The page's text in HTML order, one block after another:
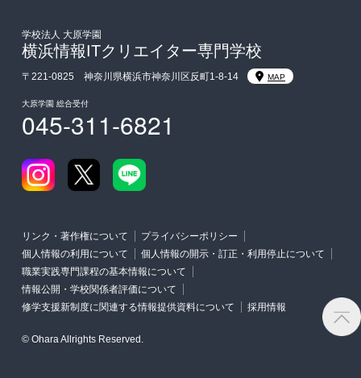
東京経営大学への3年次編入学
入学前のお勧め学習システム
大学・短期大学・公務員併願制度
学校法人 大原学園
横浜情報ITクリエイター専門学校
〒221-0825 神奈川県横浜市神奈川区反町1-8-14 MAP
大原学園 総合受付
045-311-6821
リンク・著作権について
プライバシーポリシー
個人情報の利用について
個人情報の開示・訂正・利用停止について
職業実践専門課程の基本情報について
情報公開・学校関係者評価について
修学支援新制度に関連する情報提供資料について
採用情報
© Ohara Allrights Reserved.